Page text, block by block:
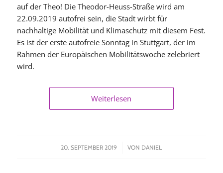
auf der Theo! Die Theodor-Heuss-Straße wird am
22.09.2019 autofrei sein, die Stadt wirbt für
nachhaltige Mobilität und Klimaschutz mit diesem Fest.
Es ist der erste autofreie Sonntag in Stuttgart, der im
Rahmen der Europäischen Mobilitätswoche zelebriert
wird.
Weiterlesen
20. SEPTEMBER 2019
/ VON DANIEL